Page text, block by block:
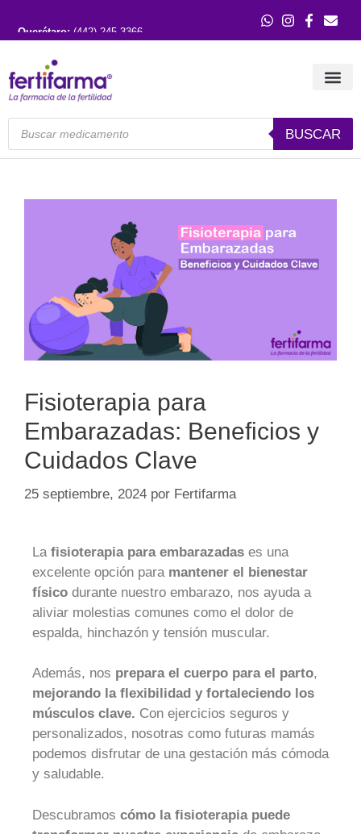
Querétaro: (442) 245 3366
BUSCAR
Fisioterapia para
Embarazadas: Beneficios y
Cuidados Clave
25 septiembre, 2024 por Fertifarma
La fisioterapia para embarazadas es una
excelente opción para mantener el bienestar
físico durante nuestro embarazo, nos ayuda a
aliviar molestias comunes como el dolor de
espalda, hinchazón y tensión muscular.
Además, nos prepara el cuerpo para el parto,
mejorando la flexibilidad y fortaleciendo los
músculos clave. Con ejercicios seguros y
personalizados, nosotras como futuras mamás
podemos disfrutar de una gestación más cómoda
y saludable.
Descubramos cómo la fisioterapia puede